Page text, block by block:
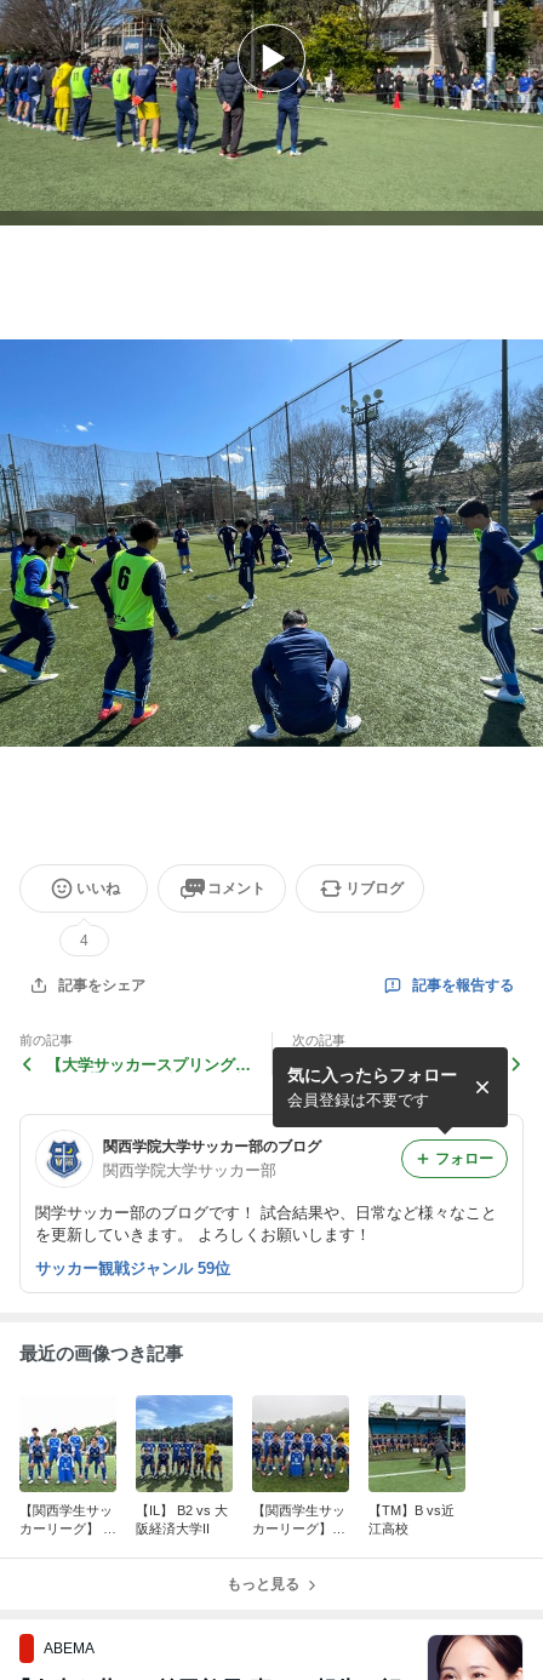
いいね
4
コメント リブログ
記事をシェア 記事を報告する
前の記事
【大学サッカースプリングキ
次の記事
【島原フェスティバル】A v
s 立正大学
関西学院大学サッカー部のブログ
関西学院大学サッカー部
関学サッカー部のブログです！ 試合結果や、日常など様々なこと
を更新していきます。 よろしくお願いします！
気に入ったらフォロー
会員登録は不要です
フォロー
サッカー観戦ジャンル 59位
最近の画像つき記事
【関西学生サッ
カーリーグ】 A
【IL】 B2 vs 大
阪経済大学II
【関西学生サッ
カーリーグ】A
【TM】B vs近
江高校
もっと見る
ABEMA